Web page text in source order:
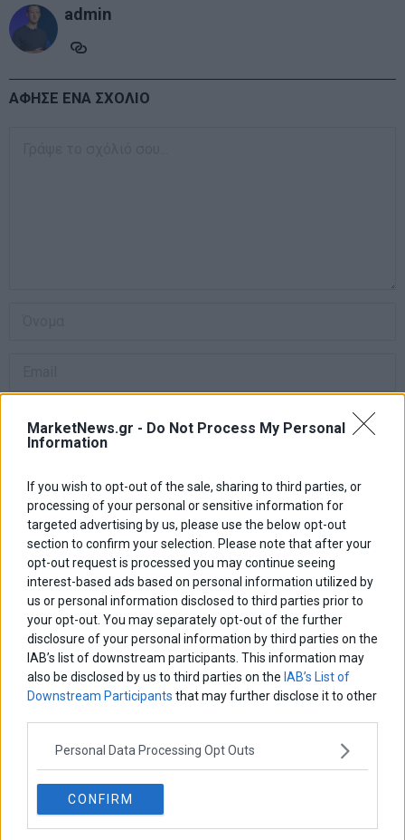
MarketNews.gr - Do Not Process My Personal
Information
If you wish to opt-out of the sale, sharing to third parties, or
processing of your personal or sensitive information for
targeted advertising by us, please use the below opt-out
section to confirm your selection. Please note that after your
opt-out request is processed you may continue seeing
interest-based ads based on personal information utilized by
us or personal information disclosed to third parties prior to
your opt-out. You may separately opt-out of the further
disclosure of your personal information by third parties on the
IAB’s list of downstream participants. This information may
also be disclosed by us to third parties on the IAB’s List of
Downstream Participants that may further disclose it to other
Personal Data Processing Opt Outs
CONFIRM
admin
ΑΦΗΣΕ ΕΝΑ ΣΧΟΛΙΟ
τον πλοηγό για την επόμενη φορά που θα σχολιάσω.
Πλοήγηση
άρθρων
ΠΡΟΗΓΟΥΜΕΝΟ ΑΡΘΡΟ
Previous
post:
Εβδομαδιαίες απώλειες
8,68% για το ΧΑ
ΕΠΟΜΕΝΟ ΑΡΘΡΟ
Στο 6,90% η απόδοση του
νέου 10ετούς ομολόγου
ΑΡΘΡΟΓΡΑΦΟΙ
Ελευθερία Κούρταλη
Οι «τιμωροί» των ομολόγων επέστρεψαν
Εύη Φραγκάκη
Η αληθινή παιδεία ξεκινά από την ψυχή…